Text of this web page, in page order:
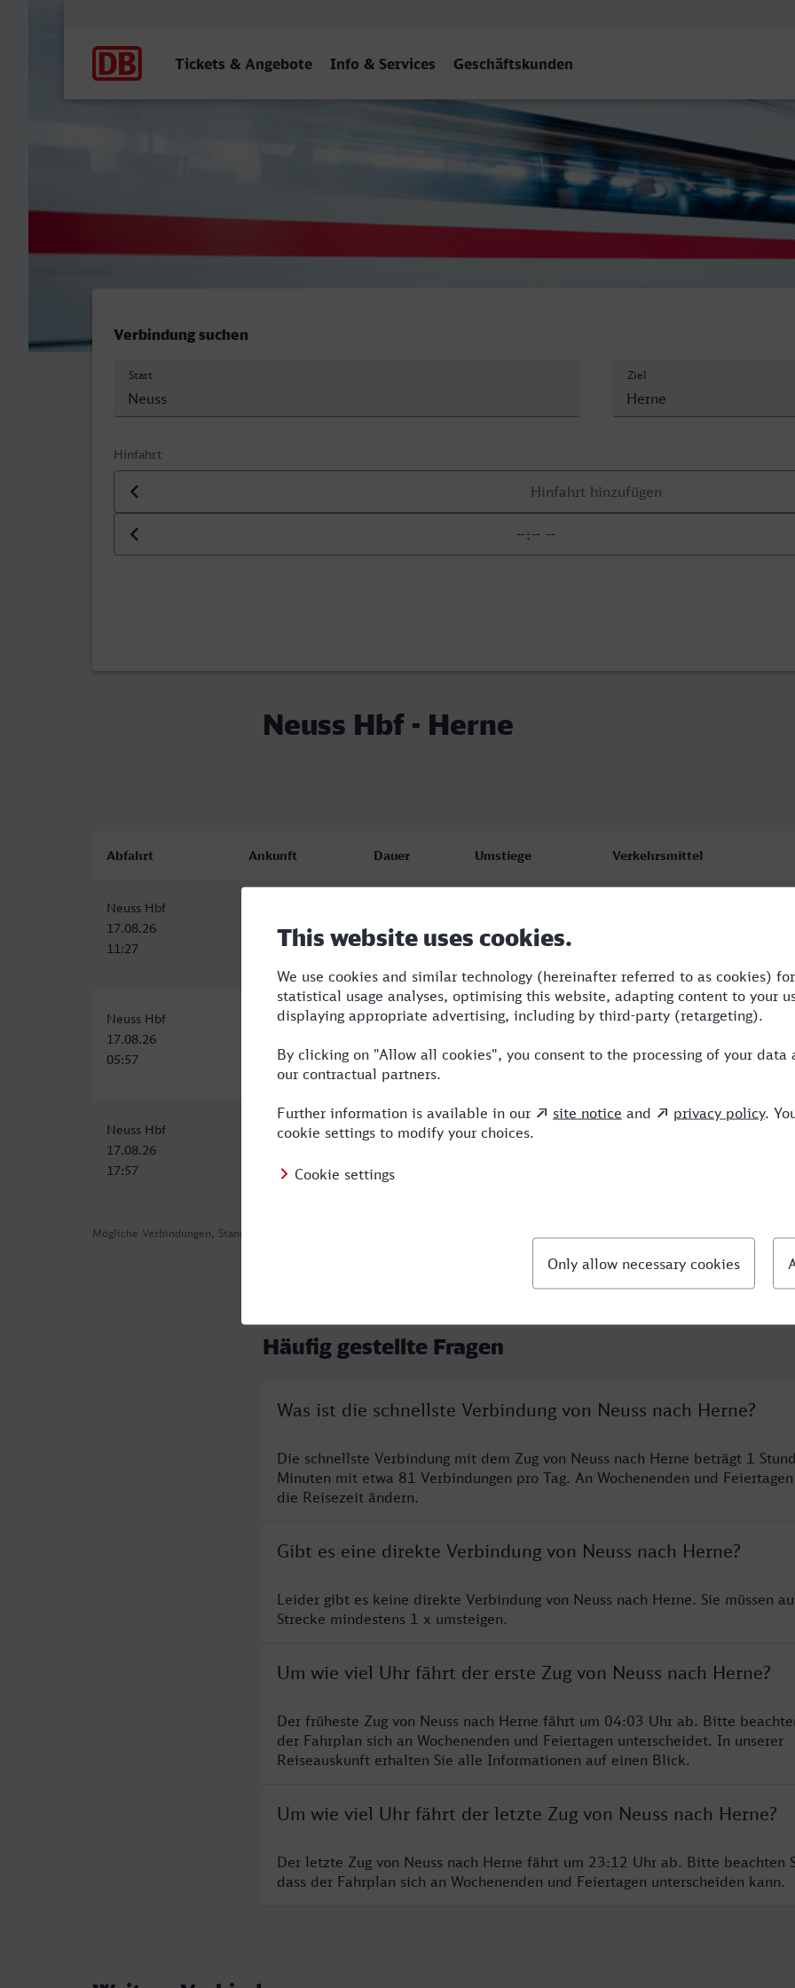
Tickets & Angebote Info & Services Geschäftskunden
Verbindung suchen
Start Ziel
Hinfahrt
Datum der Hinfahrt
Uhrzeit der Hinfahrt
Neuss Hbf - Herne
Mögliche Verbindungen, Stand: 2026-08-03 03:09
Abfahrt Ankunft Dauer Umstiege Verkehrsmittel
Neuss Hbf
17.08.26
11:27
17.08.26
Neuss Hbf
17.08.26
05:57
Herne
07:37
1:40 1 ERB
Neuss Hbf
17.08.26
17:57
Herne
1:40 1
Häufig gestellte Fragen
Was ist die schnellste Verbindung von Neuss nach Herne?
Die schnellste Verbindung mit dem Zug von Neuss nach Herne beträgt 1
Minuten mit etwa 81 Verbindungen pro Tag. An Wochenenden und
die Reisezeit ändern.
Gibt es eine direkte Verbindung von Neuss nach Herne?
Leider gibt es keine direkte Verbindung von Neuss nach Herne. Sie müssen
Strecke mindestens 1 x umsteigen.
Um wie viel Uhr fährt der erste Zug von Neuss nach Herne?
Der früheste Zug von Neuss nach Herne fährt um 04:03 Uhr ab. Bitte
der Fahrplan sich an Wochenenden und Feiertagen unterscheidet. In unserer
Reiseauskunft erhalten Sie alle Informationen auf einen Blick.
Um wie viel Uhr fährt der letzte Zug von Neuss nach Herne?
Der letzte Zug von Neuss nach Herne fährt um 23:12 Uhr ab. Bitte beachten
dass der Fahrplan sich an Wochenenden und Feiertagen unterscheiden kann.